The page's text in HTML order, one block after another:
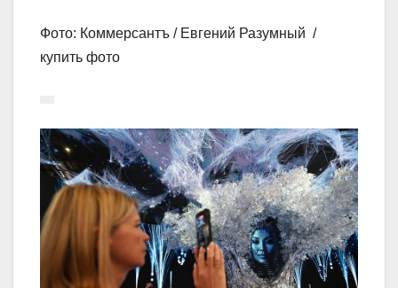
Фото: Коммерсантъ / Евгений Разумный /
купить фото